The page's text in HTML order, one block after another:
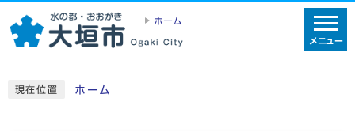
ホーム
メニュー
現在位置 ホーム